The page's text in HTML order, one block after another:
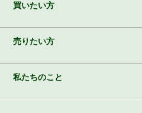
買いたい方
売りたい方
私たちのこと